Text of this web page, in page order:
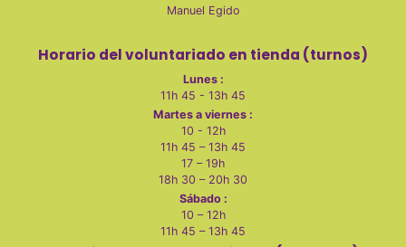
Manuel Egido
Horario del voluntariado en tienda (turnos)
Lunes :
11h 45 - 13h 45
Martes a viernes :
10 - 12h
11h 45 – 13h 45
17 – 19h
18h 30 – 20h 30
Sábado :
10 – 12h
11h 45 – 13h 45